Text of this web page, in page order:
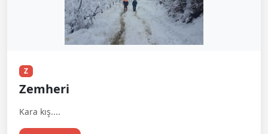
Z
Zemheri
Kara kış....